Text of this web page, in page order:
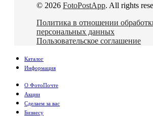
© 2026 FotoPostApp. All rights
Политика в отношении
персональных данных
Пользовательское соглашение
Каталог
Информация
О ФотоПочте
Акции
Сделаем за вас
Бизнесу